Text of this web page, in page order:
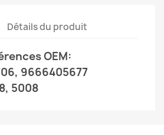
Détails du produit
OEM:
9666405677
5008